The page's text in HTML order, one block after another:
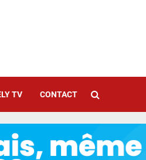
TV CONTACT